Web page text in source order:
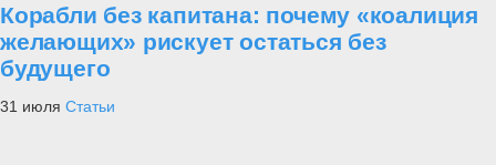
Корабли без капитана: почему «коалиция
желающих» рискует остаться без
будущего
31 июля Статьи